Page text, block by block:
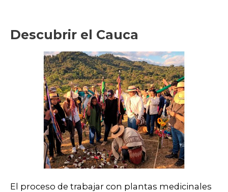
Descubrir el Cauca
El proceso de trabajar con plantas medicinales